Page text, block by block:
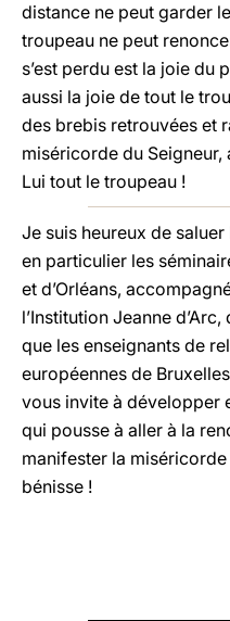
distance ne peut garder
troupeau ne peut
s’est perdu est la joie du
aussi la joie de tout le
des brebis retrouvées et
miséricorde du
Lui tout le troupeau !
Je suis heureux de
en particulier les
et d’Orléans,
l’Institution Jeanne
que les enseignants de
européennes de
vous invite à développer
qui pousse à aller à la
manifester la
bénisse !